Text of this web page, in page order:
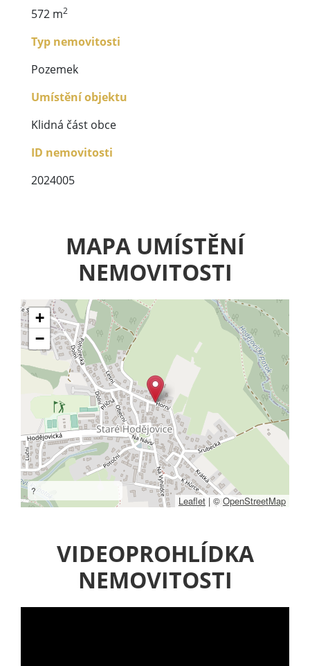
572 m2
Typ nemovitosti
Pozemek
Umístění objektu
Klidná část obce
ID nemovitosti
2024005
MAPA UMÍSTĚNÍ
NEMOVITOSTI
+
−
?
Leaflet | © OpenStreetMap
VIDEOPROHLÍDKA
NEMOVITOSTI